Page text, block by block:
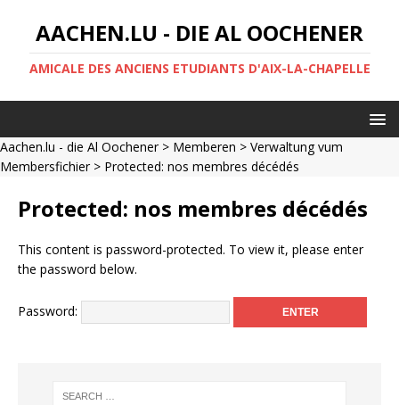
AACHEN.LU - DIE AL OOCHENER
AMICALE DES ANCIENS ETUDIANTS D'AIX-LA-CHAPELLE
Aachen.lu - die Al Oochener> Memberen > Verwaltung vum
Membersfichier> Protected: nos membres décédés
Protected: nos membres décédés
This content is password-protected. To view it, please enter
the password below.
Password: